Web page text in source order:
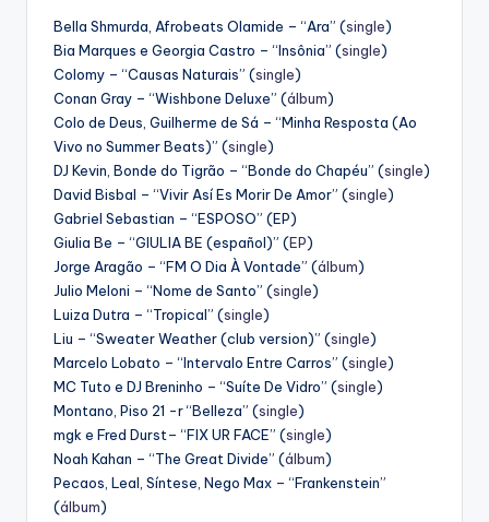
Bella Shmurda, Afrobeats Olamide – “Ara” (single)
Bia Marques e Georgia Castro – “Insônia” (single)
Colomy – “Causas Naturais” (single)
Conan Gray – “Wishbone Deluxe” (álbum)
Colo de Deus, Guilherme de Sá – “Minha Resposta (Ao
Vivo no Summer Beats)” (single)
DJ Kevin, Bonde do Tigrão – “Bonde do Chapéu” (single)
David Bisbal – “Vivir Así Es Morir De Amor” (single)
Gabriel Sebastian – “ESPOSO” (EP)
Giulia Be – “GIULIA BE (español)” (EP)
Jorge Aragão – “FM O Dia À Vontade” (álbum)
Julio Meloni – “Nome de Santo” (single)
Luiza Dutra – “Tropical” (single)
Liu – “Sweater Weather (club version)” (single)
Marcelo Lobato – “Intervalo Entre Carros” (single)
MC Tuto e DJ Breninho – “Suíte De Vidro” (single)
Montano, Piso 21 -r “Belleza” (single)
mgk e Fred Durst– “FIX UR FACE” (single)
Noah Kahan – “The Great Divide” (álbum)
Pecaos, Leal, Síntese, Nego Max – “Frankenstein”
(álbum)